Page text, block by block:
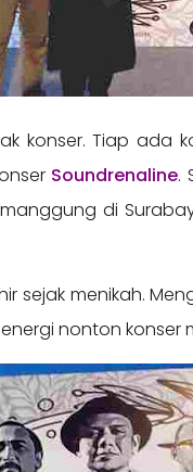
konser. Tiap ada
Soundrenaline.
di
sejak menikah.
nonton konser